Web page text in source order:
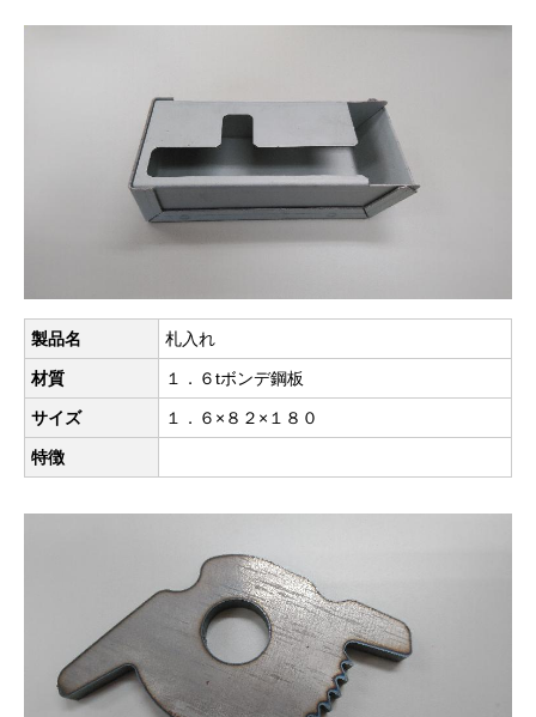
製品名 札入れ
材質 １．６tボンデ鋼板
サイズ １．６×８２×１８０
特徴